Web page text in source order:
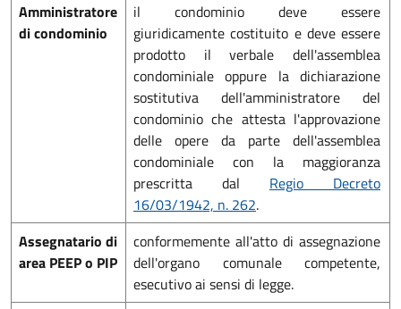
Amministratore
di condominio
il condominio deve essere
giuridicamente costituito e deve essere
prodotto il verbale dell'assemblea
condominiale oppure la dichiarazione
sostitutiva dell'amministratore del
condominio che attesta l'approvazione
delle opere da parte dell'assemblea
condominiale con la maggioranza
prescritta dal Regio Decreto
16/03/1942, n. 262.
Assegnatario di
area PEEP o PIP
conformemente all'atto di assegnazione
dell'organo comunale competente,
esecutivo ai sensi di legge.